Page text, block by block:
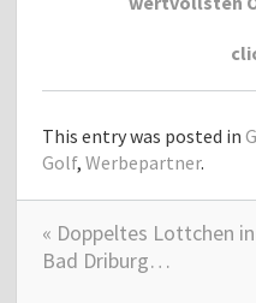
This entry was posted in
Golf,Werbepartner.
« Doppeltes Lottchen in
Bad Driburg…